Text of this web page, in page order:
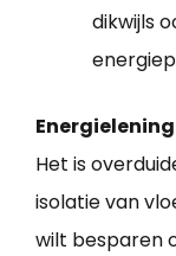
dikwijls
Het is
isolatie van
wilt besparen